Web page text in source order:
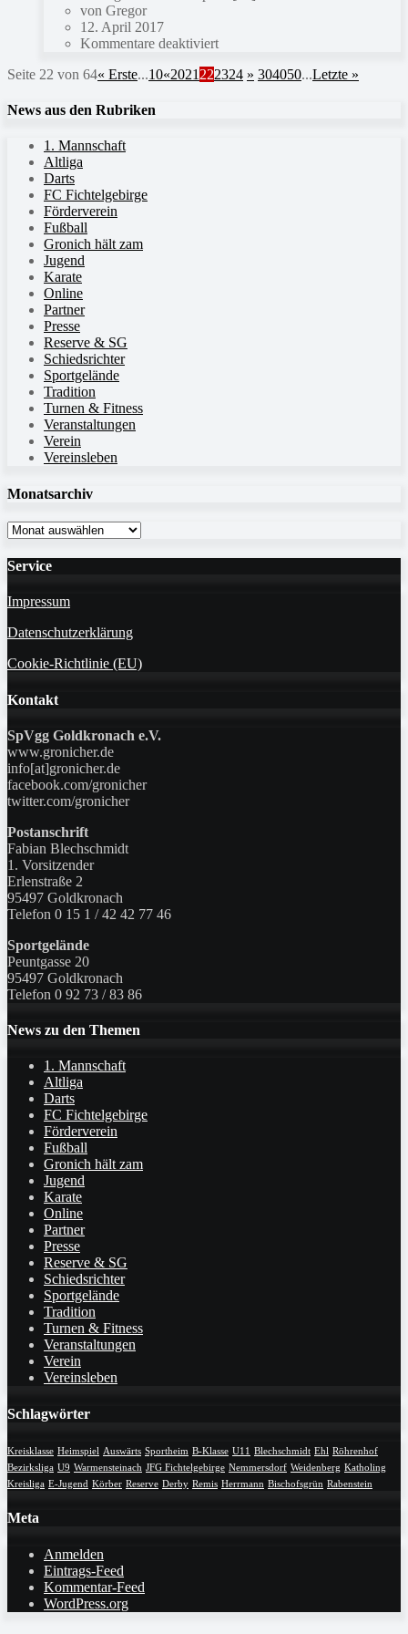
von Gregor
12. April 2017
Kommentare deaktiviert
Seite 22 von 64« Erste...10«2021 222324 » 304050...Letzte »
News aus den Rubriken
1. Mannschaft
Altliga
Darts
FC Fichtelgebirge
Förderverein
Fußball
Gronich hält zam
Jugend
Karate
Online
Partner
Presse
Reserve & SG
Schiedsrichter
Sportgelände
Tradition
Turnen & Fitness
Veranstaltungen
Verein
Vereinsleben
Monatsarchiv
Monatsarchiv
Service
Impressum
Datenschutzerklärung
Cookie-Richtlinie (EU)
Kontakt
SpVgg Goldkronach e.V.
www.gronicher.de
info[at]gronicher.de
facebook.com/gronicher
twitter.com/gronicher
Postanschrift
Fabian Blechschmidt
1. Vorsitzender
Erlenstraße 2
95497 Goldkronach
Telefon 0 15 1 / 42 42 77 46
Sportgelände
Peuntgasse 20
95497 Goldkronach
Telefon 0 92 73 / 83 86
News zu den Themen
1. Mannschaft
Altliga
Darts
FC Fichtelgebirge
Förderverein
Fußball
Gronich hält zam
Jugend
Karate
Online
Partner
Presse
Reserve & SG
Schiedsrichter
Sportgelände
Tradition
Turnen & Fitness
Veranstaltungen
Verein
Vereinsleben
Schlagwörter
Kreisklasse Heimspiel Auswärts Sportheim B-Klasse U11 Blechschmidt Ehl Röhrenhof
Bezirksliga U9 Warmensteinach JFG Fichtelgebirge Nemmersdorf Weidenberg Katholing
Kreisliga E-Jugend Körber Reserve Derby Remis Herrmann Bischofsgrün Rabenstein
Meta
Anmelden
Eintrags-Feed
Kommentar-Feed
WordPress.org